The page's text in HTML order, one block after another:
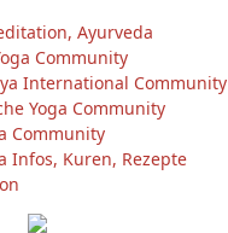
Ayurveda
Community
International Community
Yoga Community
Community
Infos, Kuren, Rezepte